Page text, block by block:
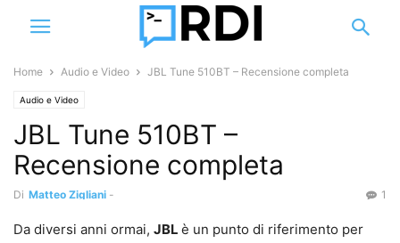
Home Audio e Video JBL Tune 510BT – Recensione completa
Audio e Video
JBL Tune 510BT –
Recensione completa
Di Matteo Zigliani - 1
Da diversi anni ormai, JBL è un punto di riferimento per